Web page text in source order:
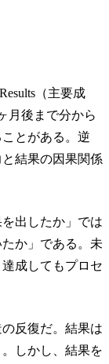
（主要成
月後まで分から
とがある。逆
結果の因果関係
出したか」では
か」である。未
成してもプロセ
反復だ。結果は
しかし、結果を